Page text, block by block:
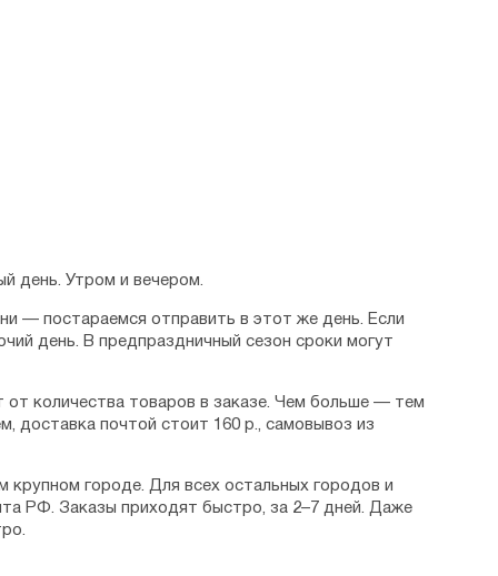
день. Утром и вечером.
— постараемся отправить в этот же день. Если
день. В предпраздничный сезон сроки могут
от количества товаров в заказе. Чем больше — тем
доставка почтой стоит 160 р., самовывоз из
крупном городе. Для всех остальных городов и
РФ. Заказы приходят быстро, за 2–7 дней. Даже